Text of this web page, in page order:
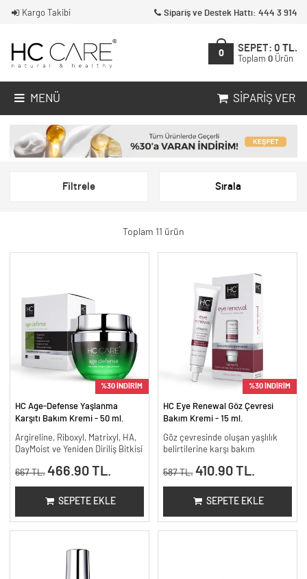
Kargo Takibi Sipariş ve Destek Hattı: 444 3 914
0
SEPET: 0 TL.
Toplam 0 Ürün
MENÜ SIPARIŞ VER
Filtrele Sırala
Toplam 11 ürün
%30 İNDİRİM
HC Age-Defense Yaşlanma
Karşıtı Bakım Kremi - 50 ml.
Argireline, Riboxyl, Matrixyl, HA,
DayMoist ve Yeniden Diriliş Bitkisi
667 TL. 466.90 TL.
SEPETE EKLE
%30 İNDİRİM
HC Eye Renewal Göz Çevresi
Bakım Kremi - 15 ml.
Göz çevresinde oluşan yaşlılık
belirtilerine karşı bakım
587 TL. 410.90 TL.
SEPETE EKLE